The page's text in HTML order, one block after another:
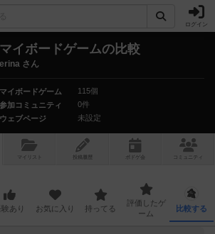
ログイン
マイボードゲームの比較
erina さん
マイボードゲーム
115個
参加コミュニティ
0件
ウェブページ
未設定
マイリスト 投稿履歴 ボ ドゲ コミュニティ
あり お気に入り 持ってる
評価したゲ
ーム
比較する